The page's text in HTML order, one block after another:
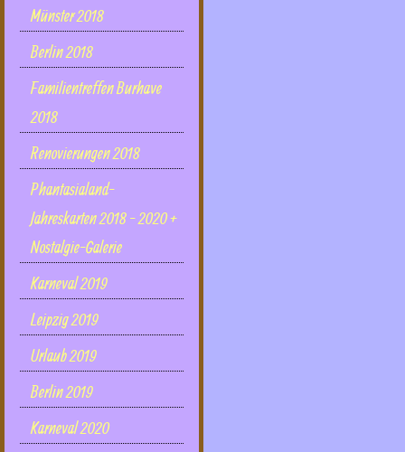
Münster 2018
Berlin 2018
Familientreffen Burhave
2018
Renovierungen 2018
Phantasialand-
Jahreskarten 2018 - 2020 +
Nostalgie-Galerie
Karneval 2019
Leipzig 2019
Urlaub 2019
Berlin 2019
Karneval 2020